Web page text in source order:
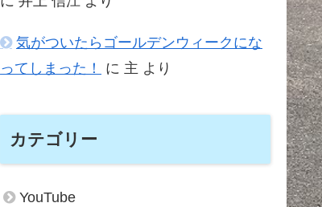
気がついたらゴールデンウィークにな
ってしまった！
に 主 より
カテゴリー
YouTube